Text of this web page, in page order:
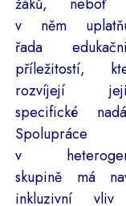
v něm
řada
příležitostí,
rozvíjejí
specifické
Spolupráce
v
skupině má
inkluzivní